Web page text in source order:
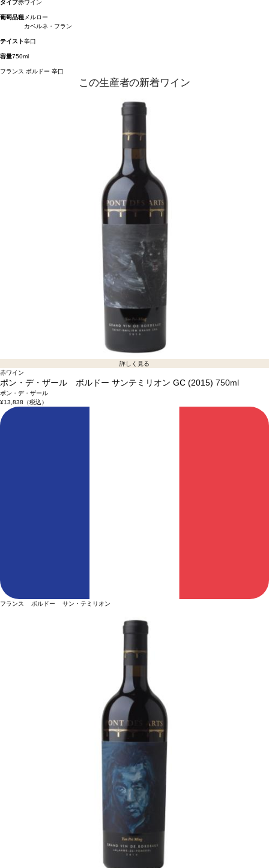
タイプ赤ワイン
葡萄品種メルロー
カベルネ・フラン
テイスト辛口
容量750ml
フランス ボルドー 辛口
この生産者の新着ワイン
詳しく見る
赤ワイン
ポン・デ・ザール ボルドー サンテミリオン GC (2015) 750ml
ポン・デ・ザール
¥13,838 （税込）
フランス ボルドー サン・テミリオン